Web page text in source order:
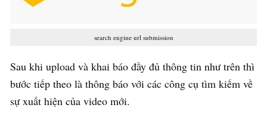
search engine url submission
Sau khi upload và khai báo đầy đủ thông tin như trên thì
bước tiếp theo là thông báo với các công cụ tìm kiếm về
sự xuất hiện của video mới.